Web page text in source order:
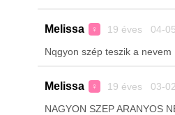
Melissa ♀ 19 éves 04-
Nqgyon szép teszik a nevem
Melissa ♀ 19 éves 03-
NAGYON SZEP ARANYOS